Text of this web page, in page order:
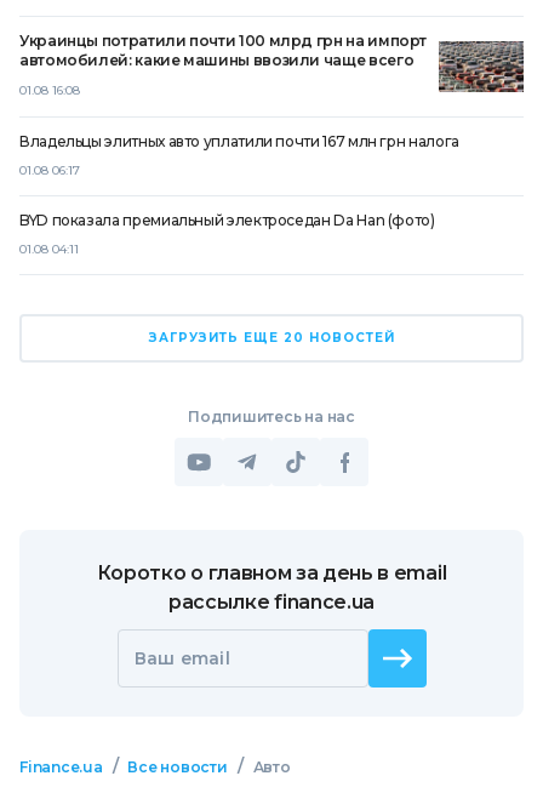
01.08 16:08
Украинцы потратили почти 100 млрд грн на импорт
автомобилей: какие машины ввозили чаще всего
01.08 06:17
Владельцы элитных авто уплатили почти 167 млн ​​грн налога
01.08 04:11
BYD показала премиальный электроседан Da Han (фото)
ЗАГРУЗИТЬ ЕЩЕ 20 НОВОСТЕЙ
Подпишитесь на нас
Коротко о главном за день в email
рассылке finance.ua
Ваш email
Finance.ua / Все новости / Авто